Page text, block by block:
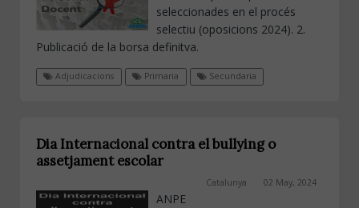
seleccionades en el procés
selectiu (oposicions 2024). 2.
Publicació de la borsa definitva.
Adjudicacions Primaria Secundaria
Dia Internacional contra el bullying o
assetjament escolar
Catalunya 02 May, 2024
ANPE